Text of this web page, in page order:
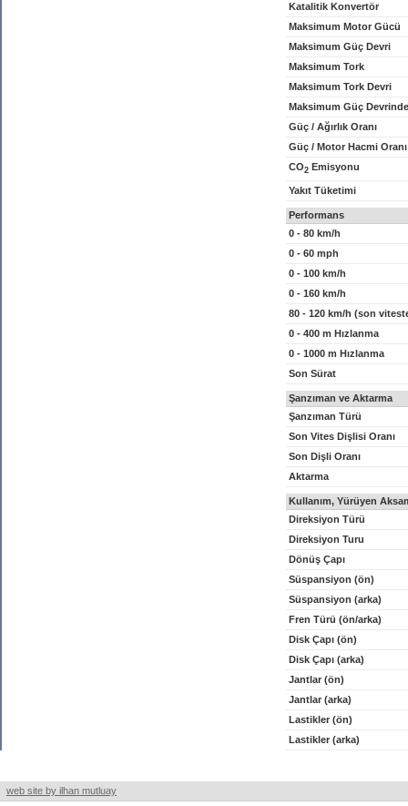
Katalitik Konvertör
Maksimum Motor Gücü
Maksimum Güç Devri
Maksimum Tork
Maksimum Tork Devri
Maksimum Güç
Güç / Ağırlık Oranı
Güç / Motor Hacmi Oranı
CO2 Emisyonu
Yakıt Tüketimi
Performans
0 - 80 km/h
0 - 60 mph
0 - 100 km/h
0 - 160 km/h
80 - 120 km/h (son
0 - 400 m Hızlanma
0 - 1000 m Hızlanma
Son Sürat
Şanzıman ve Aktarma
Şanzıman Türü
Son Vites Dişlisi Oranı
Son Dişli Oranı
Aktarma
Kullanım, Yürüyen
Direksiyon Türü
Direksiyon Turu
Dönüş Çapı
Süspansiyon (ön)
Süspansiyon (arka)
Fren Türü (ön/arka)
Disk Çapı (ön)
Disk Çapı (arka)
Jantlar (ön)
Jantlar (arka)
Lastikler (ön)
Lastikler (arka)
web site by ilhan mutluay